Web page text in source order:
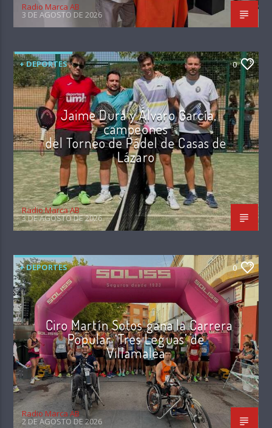
Radio Marca AB
3 DE AGOSTO DE 2026
+ DEPORTES 0
Jaime Dura y Álvaro García,
campeones
del Torneo de Pádel de Casas de
Lázaro
Radio Marca AB
3 DE AGOSTO DE 2026
+ DEPORTES 0
Ciro Martín Sotos gana la Carrera
Popular ‘Tres Leguas’ de
Villamalea
Radio Marca AB
2 DE AGOSTO DE 2026